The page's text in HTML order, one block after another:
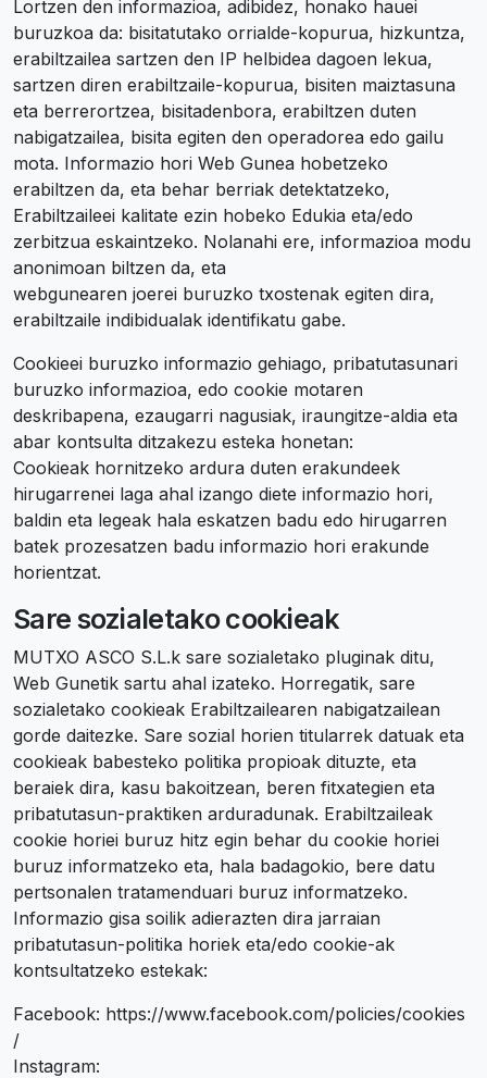
Lortzen den informazioa, adibidez, honako hauei
buruzkoa da: bisitatutako orrialde-kopurua, hizkuntza,
erabiltzailea sartzen den IP helbidea dagoen lekua,
sartzen diren erabiltzaile-kopurua, bisiten maiztasuna
eta berrerortzea, bisitadenbora, erabiltzen duten
nabigatzailea, bisita egiten den operadorea edo gailu
mota. Informazio hori Web Gunea hobetzeko
erabiltzen da, eta behar berriak detektatzeko,
Erabiltzaileei kalitate ezin hobeko Edukia eta/edo
zerbitzua eskaintzeko. Nolanahi ere, informazioa modu
anonimoan biltzen da, eta
webgunearen joerei buruzko txostenak egiten dira,
erabiltzaile indibidualak identifikatu gabe.
Cookieei buruzko informazio gehiago, pribatutasunari
buruzko informazioa, edo cookie motaren
deskribapena, ezaugarri nagusiak, iraungitze-aldia eta
abar kontsulta ditzakezu esteka honetan:
Cookieak hornitzeko ardura duten erakundeek
hirugarrenei laga ahal izango diete informazio hori,
baldin eta legeak hala eskatzen badu edo hirugarren
batek prozesatzen badu informazio hori erakunde
horientzat.
Sare sozialetako cookieak
MUTXO ASCO S.L.k sare sozialetako pluginak ditu,
Web Gunetik sartu ahal izateko. Horregatik, sare
sozialetako cookieak Erabiltzailearen nabigatzailean
gorde daitezke. Sare sozial horien titularrek datuak eta
cookieak babesteko politika propioak dituzte, eta
beraiek dira, kasu bakoitzean, beren fitxategien eta
pribatutasun-praktiken arduradunak. Erabiltzaileak
cookie horiei buruz hitz egin behar du cookie horiei
buruz informatzeko eta, hala badagokio, bere datu
pertsonalen tratamenduari buruz informatzeko.
Informazio gisa soilik adierazten dira jarraian
pribatutasun-politika horiek eta/edo cookie-ak
kontsultatzeko estekak:
Facebook: https://www.facebook.com/policies/cookies
/
Instagram: